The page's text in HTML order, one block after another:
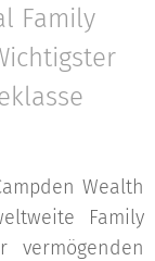
Family
Wealth
Family